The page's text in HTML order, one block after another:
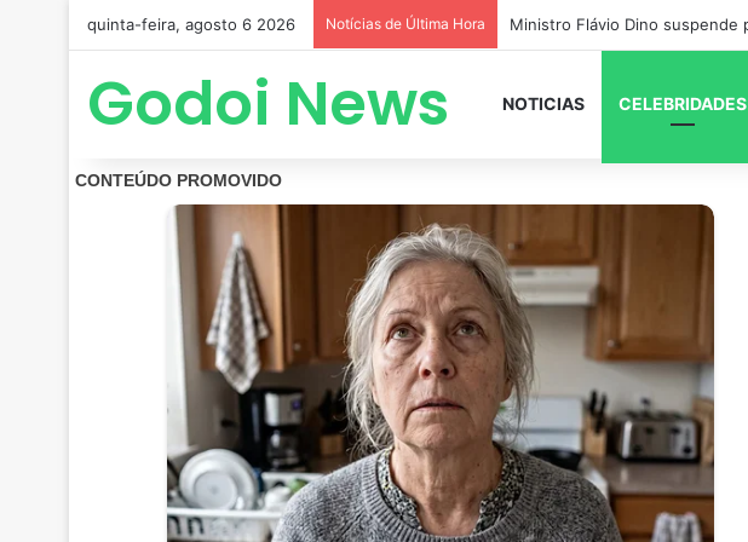
quinta-feira, agosto 6 2026 Notícias de Última Hora
Godoi News NOTICIAS CELEBRIDADES